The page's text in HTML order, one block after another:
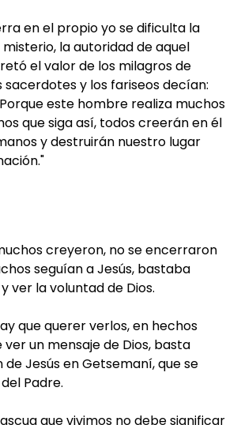
en el propio yo se dificulta la
la autoridad de aquel
el valor de los milagros de
sacerdotes y los fariseos decían:
este hombre realiza muchos
que siga así, todos creerán en él
y destruirán nuestro lugar
creyeron, no se encerraron
seguían a Jesús, bastaba
ver la voluntad de Dios.
que querer verlos, en hechos
un mensaje de Dios, basta
Jesús en Getsemaní, que se
Padre.
que vivimos no debe significar